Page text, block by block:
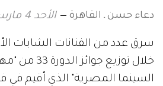
دعاء حسن ـ القاهرة الأحد 4 مارس 2012 04:00
سرق عدد من الفنانات الشابات
خلال توزيع
السينما المصرية" الذي أقيم في